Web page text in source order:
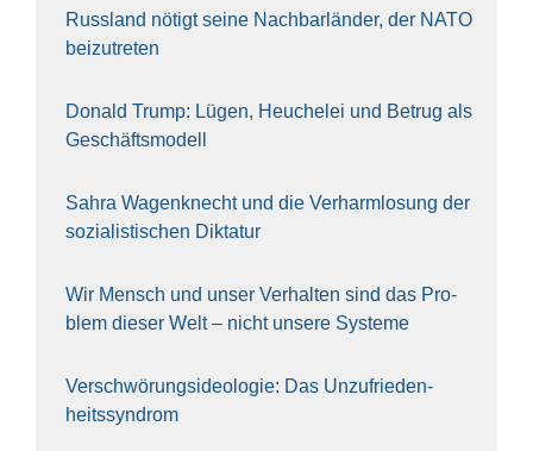
Russ­land nötigt sei­ne Nach­bar­län­der, der NATO
bei­zu­tre­ten
Donald Trump: Lügen, Heu­che­lei und Betrug als
Geschäfts­mo­dell
Sahra Wagen­knecht und die Ver­harm­lo­sung der
sozia­lis­ti­schen Dik­ta­tur
Wir Mensch und unser Ver­hal­ten sind das Pro­
blem die­ser Welt – nicht unse­re Sys‍te‍me
Ver­schwö­rungs­ideo­lo­gie: Das Unzufrieden­
heitssyndrom